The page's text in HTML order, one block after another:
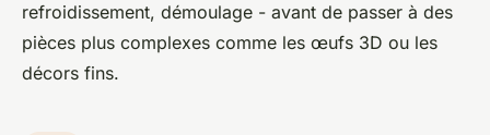
refroidissement, démoulage - avant de passer à des
pièces plus complexes comme les œufs 3D ou les
décors fins.